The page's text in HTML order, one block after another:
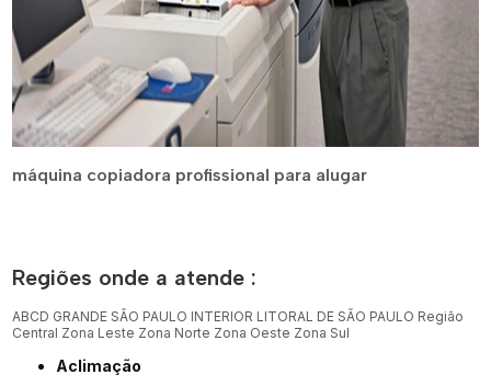
máquina copiadora profissional para alugar
Regiões onde a atende :
ABCD GRANDE SÃO PAULO INTERIOR LITORAL DE SÃO PAULO Região
Central Zona Leste Zona Norte Zona Oeste Zona Sul
Aclimação